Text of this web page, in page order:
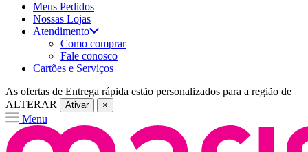
Meus Pedidos
Nossas Lojas
Atendimento
Como comprar
Fale conosco
Cartões e Serviços
As ofertas de Entrega rápida estão personalizados para a região de
ALTERAR
Ativar ×
Menu